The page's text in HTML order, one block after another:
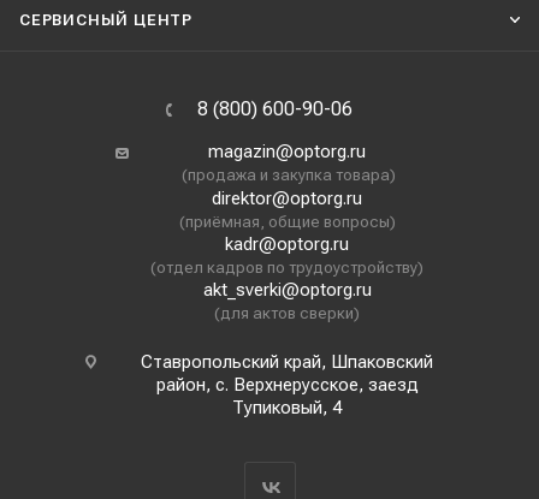
СЕРВИСНЫЙ ЦЕНТР
8 (800) 600-90-06
magazin@optorg.ru
(продажа и закупка товара)
direktor@optorg.ru
(приёмная, общие вопросы)
kadr@optorg.ru
(отдел кадров по трудоустройству)
akt_sverki@optorg.ru
(для актов сверки)
Ставропольский край, Шпаковский
район, с. Верхнерусское, заезд
Тупиковый, 4